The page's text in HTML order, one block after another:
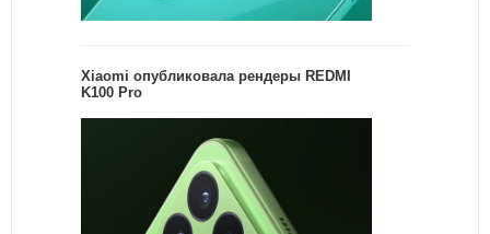
Xiaomi опубликовала рендеры REDMI
K100 Pro